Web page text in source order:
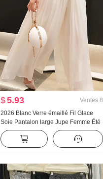
$5.93 Ventes 8
2026 Blanc Verre émaillé Fil Glace
Soie Pantalon large Jupe Femme Été
Version légère Jupe-culotte Taille
haute Vertical Sens Décontracté
Pantalon